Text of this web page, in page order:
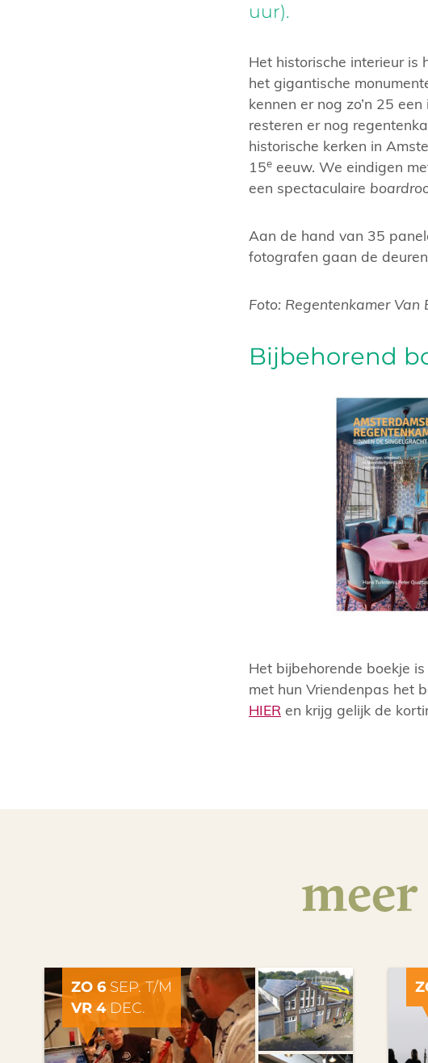
uur).
Het historische interieur is
het gigantische
kennen er nog zo’n 25
resteren er nog
historische kerken in
15e eeuw. We eindigen
een spectaculaire
Aan de hand van 35
fotografen gaan de
Foto: Regentenkamer
Bijbehorend
Het bijbehorende boekje
met hun Vriendenpas het
HIER en krijg gelijk de
ZO 6 SEP. T/M
VR 4DEC.